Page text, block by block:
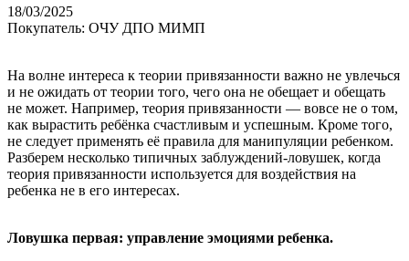
18/03/2025
Покупатель: ОЧУ ДПО МИМП
На волне интереса к теории привязанности важно не увлечься
и не ожидать от теории того, чего она не обещает и обещать
не может. Например, теория привязанности — вовсе не о том,
как вырастить ребёнка счастливым и успешным. Кроме того,
не следует применять её правила для манипуляции ребенком.
Разберем несколько типичных заблуждений-ловушек, когда
теория привязанности используется для воздействия на
ребенка не в его интересах.
Ловушка первая: управление эмоциями ребенка.